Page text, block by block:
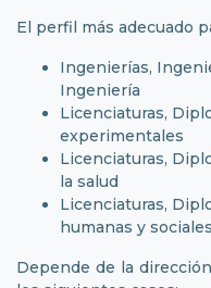
El perfil más adecuado
Ingenierías,
Ingeniería
Licenciaturas,
experimentales
Licenciaturas,
la salud
Licenciaturas,
humanas y sociales
Depende de la